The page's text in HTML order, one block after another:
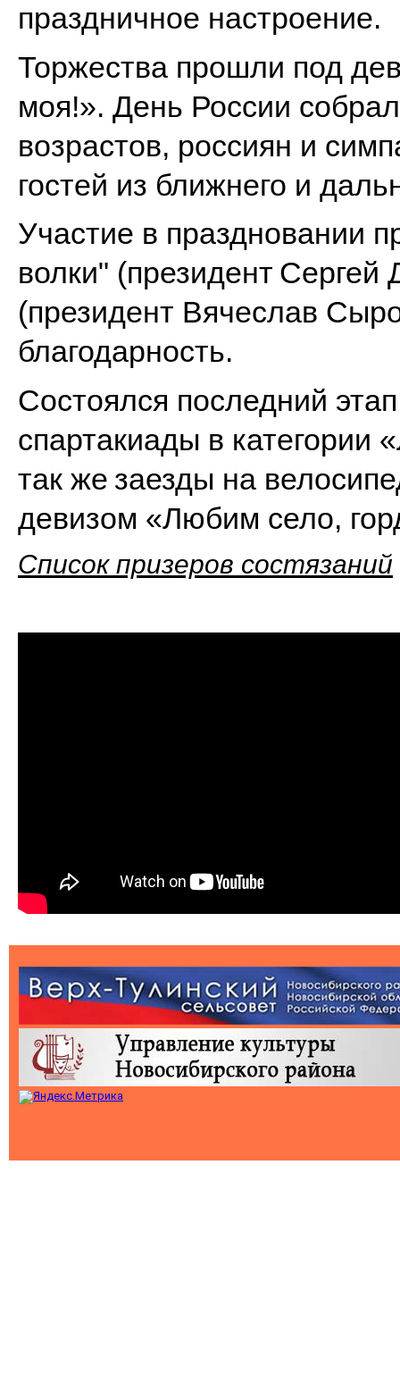
праздничное настроение.
Торжества прошли под
моя!». День России
возрастов, россиян и
гостей из ближнего и
Участие в праздновании
волки" (президент Сергей
(президент Вячеслав
благодарность.
Состоялся последний
спартакиады в категории
так же заезды на
девизом «Любим село,
Список призеров состязаний